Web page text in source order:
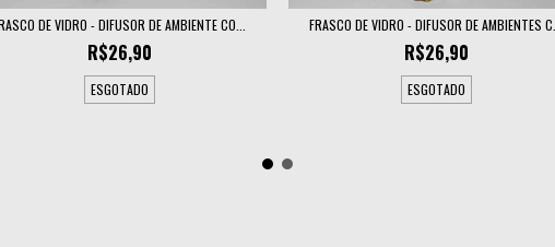
DE VIDRO - DIFUSOR DE AMBIENTE CO...
R$26,90
ESGOTADO
FRASCO DE VIDRO - DIFUSOR DE AMBIENTES C...
R$26,90
ESGOTADO